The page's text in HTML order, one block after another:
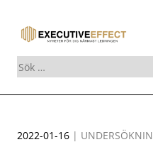
Sök
efter:
to
2022-01-16 |